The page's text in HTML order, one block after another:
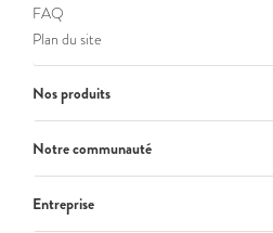
FAQ
Plan du site
Nos produits
Notre communauté
Entreprise